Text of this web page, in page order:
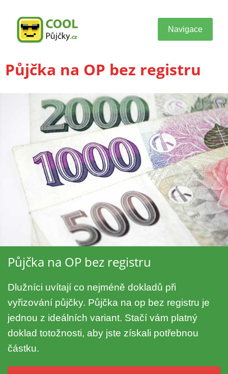
Navigace
Půjčka na OP bez registru
Půjčka na OP bez registru
Dlužníci uvítají co nejméně dokladů při
vyřizování půjčky. Půjčka na op bez registru je
jednou z ideálních variant. Stačí vám platný
doklad totožnosti, aby jste získali potřebnou
částku.